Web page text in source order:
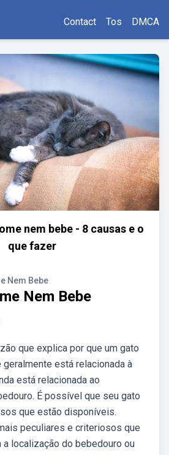
Contact Tos DMCA
nem bebe - 8 causas e o
que fazer
Nem Bebe
Nem Bebe
que explica por que um gato
está relacionada à
está relacionada ao
É possível que seu gato
que estão disponíveis.
peculiares e criteriosos que
localização do bebedouro ou